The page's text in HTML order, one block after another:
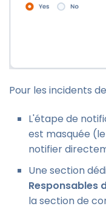
Pour les incidents
L'étape de
est masquée
notifier
Une section
Responsables
la section de